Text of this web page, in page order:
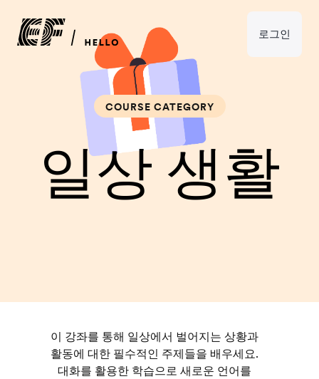
로그인
COURSE CATEGORY
일상 생활
이 강좌를 통해 일상에서 벌어지는 상황과
활동에 대한 필수적인 주제들을 배우세요.
대화를 활용한 학습으로 새로운 언어를